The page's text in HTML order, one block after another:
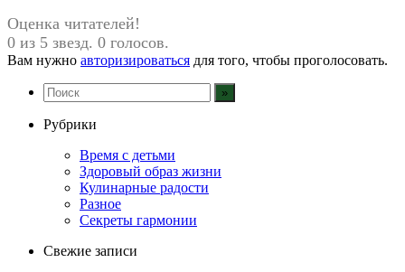
Оценка читателей!
0 из 5 звезд. 0 голосов.
Вам нужно авторизироваться для того, чтобы проголосовать.
Рубрики
Время с детьми
Здоровый образ жизни
Кулинарные радости
Разное
Секреты гармонии
Свежие записи